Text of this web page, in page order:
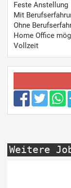
Feste Anstellung
Mit
Ohne
Home Office
Vollzeit
Weitere